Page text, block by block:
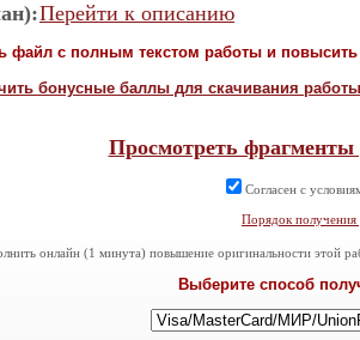
Перейти к описанию
файл с полным текстом работы и повысить
бонусные баллы для скачивания
Просмотреть фрагменты
Согласен с
Порядок получения
онлайн (1 минута) повышение оригинальности этой
Выберите способ